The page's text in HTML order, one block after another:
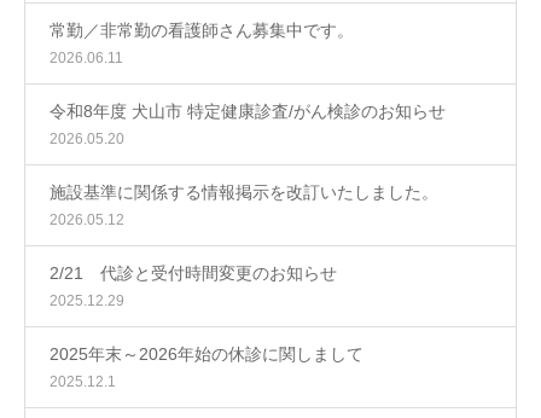
常勤／非常勤の看護師さん募集中です。
2026.06.11
令和8年度 犬山市 特定健康診査/がん検診のお知らせ
2026.05.20
施設基準に関係する情報掲示を改訂いたしました。
2026.05.12
2/21 代診と受付時間変更のお知らせ
2025.12.29
2025年末～2026年始の休診に関しまして
2025.12.1